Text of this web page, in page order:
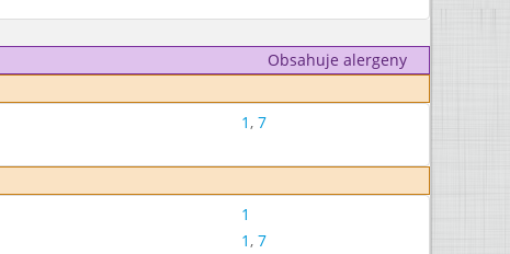
Obsahuje alergeny
1, 7
1
1, 7